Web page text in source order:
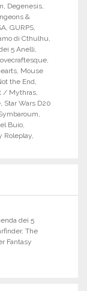
, Degenesis,
&
, GURPS,
di Cthulhu,
5 Anelli,
,
, Mouse
the End,
/ Mythras,
, Star Wars D20
,
Buio,
Roleplay,
dei 5
, The
Fantasy